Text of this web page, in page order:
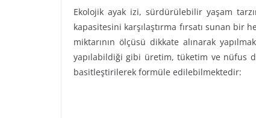
Ekolojik ayak izi, sürdürülebilir yaşam
kapasitesini karşılaştırma fırsatı sunan bir
miktarının ölçüsü dikkate alınarak
yapılabildiği gibi üretim, tüketim ve nüfus
basitleştirilerek formüle edilebilmektedir: